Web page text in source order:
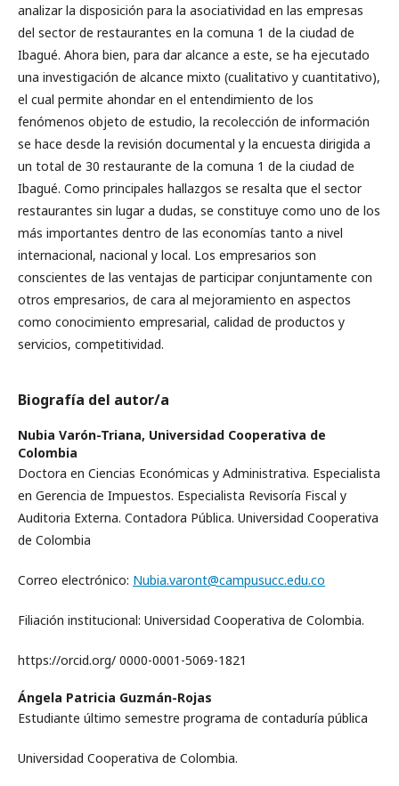
analizar la disposición para la asociatividad en las empresas
del sector de restaurantes en la comuna 1 de la ciudad de
Ibagué. Ahora bien, para dar alcance a este, se ha ejecutado
una investigación de alcance mixto (cualitativo y cuantitativo),
el cual permite ahondar en el entendimiento de los
fenómenos objeto de estudio, la recolección de información
se hace desde la revisión documental y la encuesta dirigida a
un total de 30 restaurante de la comuna 1 de la ciudad de
Ibagué. Como principales hallazgos se resalta que el sector
restaurantes sin lugar a dudas, se constituye como uno de los
más importantes dentro de las economías tanto a nivel
internacional, nacional y local. Los empresarios son
conscientes de las ventajas de participar conjuntamente con
otros empresarios, de cara al mejoramiento en aspectos
como conocimiento empresarial, calidad de productos y
servicios, competitividad.
Biografía del autor/a
Nubia Varón-Triana, Universidad Cooperativa de
Colombia
Doctora en Ciencias Económicas y Administrativa. Especialista
en Gerencia de Impuestos. Especialista Revisoría Fiscal y
Auditoria Externa. Contadora Pública. Universidad Cooperativa
de Colombia
Correo electrónico: Nubia.varont@campusucc.edu.co
Filiación institucional: Universidad Cooperativa de Colombia.
https://orcid.org/ 0000-0001-5069-1821
Ángela Patricia Guzmán-Rojas
Estudiante último semestre programa de contaduría pública
Universidad Cooperativa de Colombia.